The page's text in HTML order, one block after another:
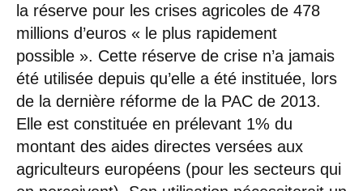
la réserve pour les crises agricoles de 478
millions d’euros « le plus rapidement
possible ». Cette réserve de crise n’a jamais
été utilisée depuis qu’elle a été instituée, lors
de la dernière réforme de la PAC de 2013.
Elle est constituée en prélevant 1% du
montant des aides directes versées aux
agriculteurs européens (pour les secteurs qui